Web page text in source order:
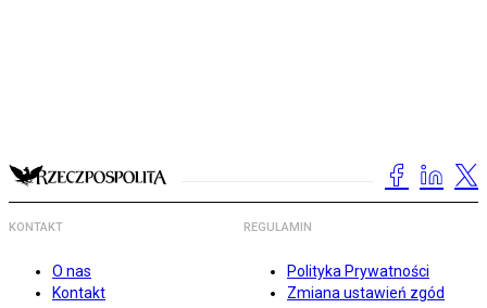
KONTAKT
O nas
Kontakt
REGULAMIN
Polityka Prywatności
Zmiana ustawień zgód